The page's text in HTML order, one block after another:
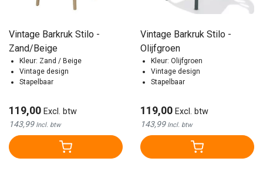
Vintage Barkruk Stilo -
Zand/Beige
Kleur: Zand / Beige
Vintage design
Stapelbaar
119,00 Excl. btw
143,99 Incl. btw
Vintage Barkruk Stilo -
Olijfgroen
Kleur: Olijfgroen
Vintage design
Stapelbaar
119,00 Excl. btw
143,99 Incl. btw